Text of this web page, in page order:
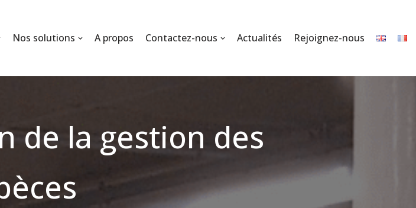
Nos solutions A propos Contactez-nous Actualités Rejoignez-nous
de la gestion des